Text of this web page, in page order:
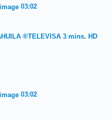
03:02
®TELEVISA 3 mins. HD
03:02